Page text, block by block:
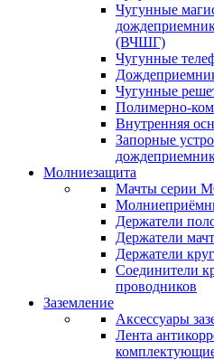
Чугунные
(ВЧШГ)
Чугунные
Чугунные
Полимерно-
Внутренняя
Запорные
Молниезащита
Мачты серии
Держатели
Держатели
Держатели
Cоединители
проводников
Заземление
Аксессуары
Лента